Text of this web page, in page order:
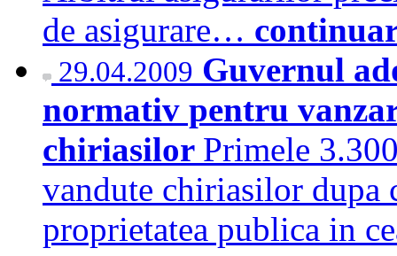
de asigurare…
29.04.2009 Guvernul
normativ pentru
chiriasilor Primele
vandute chiriasilor dupa
proprietatea publica in